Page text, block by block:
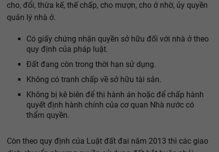
cho, đổi, thừa kế, thế chấp, cho mượn, cho ở nhờ, ủy quyền
quản lý nhà ở.
Có giấy chứng nhận quyền sở hữu đối với nhà ở theo
quy định của pháp luật.
Đất đang còn trong thời hạn sử dụng.
Không có tranh chấp về sở hữu tài sản.
Không bị kê biên để thi hành án hoặc để chấp hành
quyết định hành chính của cơ quan Nhà nước có
thẩm quyền.
Còn theo quy định của Luật đất đai năm 2013 thì các giao